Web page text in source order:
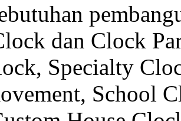
dan Clock
Specialty
School